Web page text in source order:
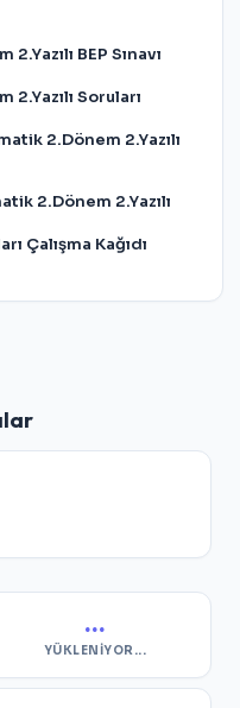
BEP Sınavı
2.Yazılı Soruları
2.Dönem 2.Yazılı
2.Dönem 2.Yazılı
Çalışma Kağıdı
...
YÜKLENIYOR...